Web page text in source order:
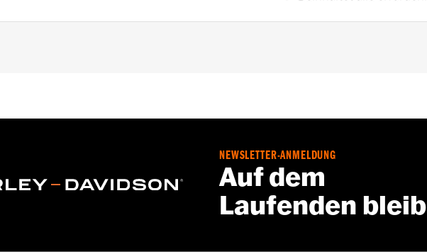
Verlängerung des Hinterradschutzblechs, Haltegurt, Befestigungsteile
NEWSLETTER-ANMELDUNG
Auf dem
Laufenden